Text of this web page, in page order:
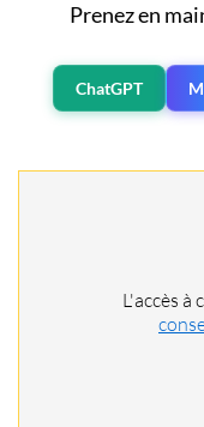
Prenez en
ChatGPT
L'accès